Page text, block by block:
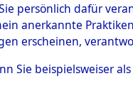
persönlich dafür
anerkannte
erscheinen,
Sie beispielsweiser